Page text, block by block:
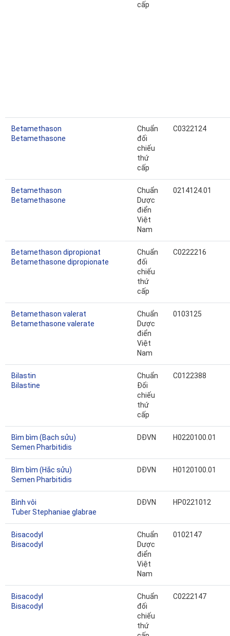
cấp
Betamethason
Betamethasone
Chuẩn
đối
chiếu
thứ
cấp
C0322124
Betamethason
Betamethasone
Chuẩn
Dược
điển
Việt
Nam
0214124.01
Betamethason dipropionat
Betamethasone dipropionate
Chuẩn
đối
chiếu
thứ
cấp
C0222216
Betamethason valerat
Betamethasone valerate
Chuẩn
Dược
điển
Việt
Nam
0103125
Bilastin
Bilastine
Chuẩn
Đối
chiếu
thứ
cấp
C0122388
Bìm bìm (Bạch sửu)
Semen Pharbitidis
DĐVN H0220100.01
Bìm bìm (Hắc sửu)
Semen Pharbitidis
DĐVN H0120100.01
Bình vôi
Tuber Stephaniae glabrae
DĐVN HP0221012
Bisacodyl
Bisacodyl
Chuẩn
Dược
điển
Việt
Nam
0102147
Bisacodyl
Bisacodyl
Chuẩn
đối
chiếu
thứ
C0222147